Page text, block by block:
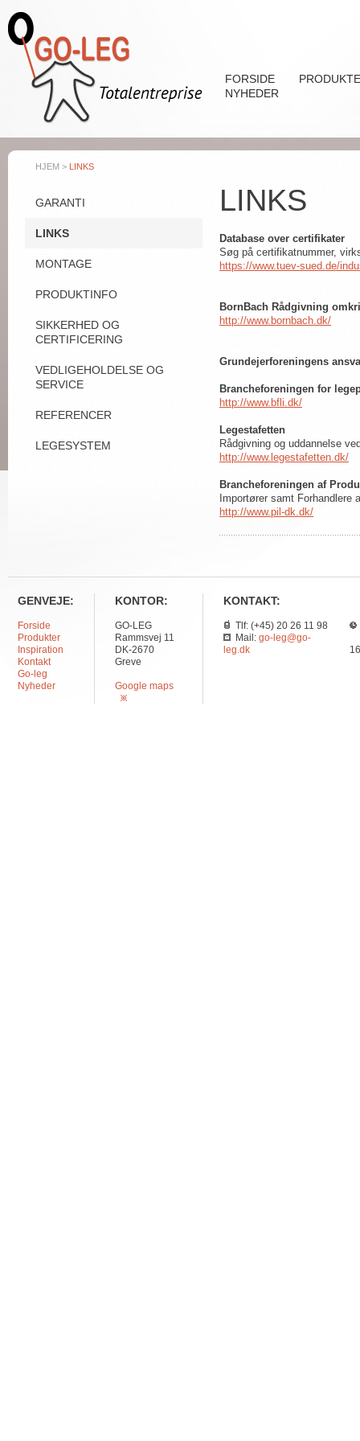
FORSIDE
NYHEDER
HJEM > LINKS
GARANTI
LINKS
MONTAGE
PRODUKTINFO
SIKKERHED OG
CERTIFICERING
VEDLIGEHOLDELSE OG
SERVICE
REFERENCER
LEGESYSTEM
LINKS
Database over certifikater
Søg på certifikatnummer,
https://www.tuev-sued.de/
BornBach Rådgivning
http://www.bornbach.dk/
Grundejerforeningens
Brancheforeningen for
http://www.bfli.dk/
Legestafetten
Rådgivning og uddannelse
http://www.legestafetten.dk/
Brancheforeningen af
Importører samt Forhandlere
http://www.pil-dk.dk/
GENVEJE:
Forside
Produkter
Inspiration
Kontakt
Go-leg
Nyheder
KONTOR:
GO-LEG
Rammsvej 11
DK-2670
Greve
Google maps
KONTAKT:
Tlf: (+45) 20 26 11 98
Mail: go-leg@go-
leg.dk